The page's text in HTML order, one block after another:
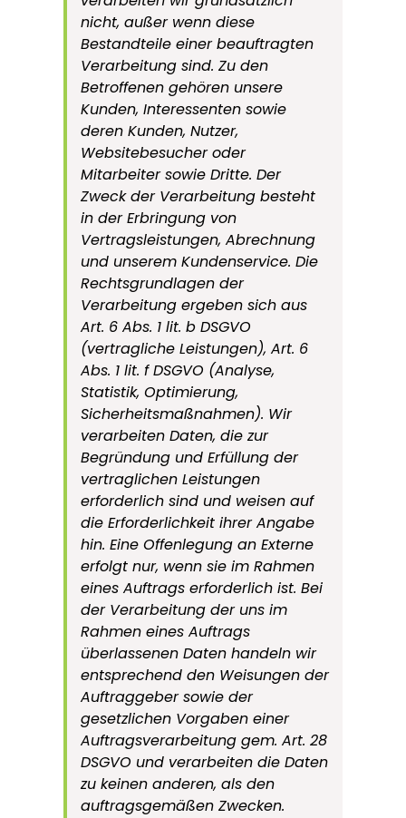
nicht, außer wenn diese
Bestandteile einer beauftragten
Verarbeitung sind. Zu den
Betroffenen gehören unsere
Kunden, Interessenten sowie
deren Kunden, Nutzer,
Websitebesucher oder
Mitarbeiter sowie Dritte. Der
Zweck der Verarbeitung besteht
in der Erbringung von
Vertragsleistungen, Abrechnung
und unserem Kundenservice. Die
Rechtsgrundlagen der
Verarbeitung ergeben sich aus
Art. 6 Abs. 1 lit. b DSGVO
(vertragliche Leistungen), Art. 6
Abs. 1 lit. f DSGVO (Analyse,
Statistik, Optimierung,
Sicherheitsmaßnahmen). Wir
verarbeiten Daten, die zur
Begründung und Erfüllung der
vertraglichen Leistungen
erforderlich sind und weisen auf
die Erforderlichkeit ihrer Angabe
hin. Eine Offenlegung an Externe
erfolgt nur, wenn sie im Rahmen
eines Auftrags erforderlich ist. Bei
der Verarbeitung der uns im
Rahmen eines Auftrags
überlassenen Daten handeln wir
entsprechend den Weisungen der
Auftraggeber sowie der
gesetzlichen Vorgaben einer
Auftragsverarbeitung gem. Art. 28
DSGVO und verarbeiten die Daten
zu keinen anderen, als den
auftragsgemäßen Zwecken.